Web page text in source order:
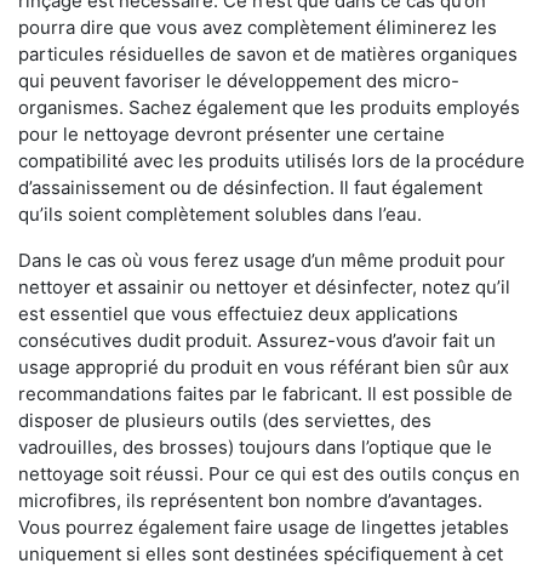
pourra dire que vous avez complètement éliminerez les
particules résiduelles de savon et de matières organiques
qui peuvent favoriser le développement des micro-
organismes. Sachez également que les produits employés
pour le nettoyage devront présenter une certaine
compatibilité avec les produits utilisés lors de la procédure
d’assainissement ou de désinfection. Il faut également
qu’ils soient complètement solubles dans l’eau.
Dans le cas où vous ferez usage d’un même produit pour
nettoyer et assainir ou nettoyer et désinfecter, notez qu’il
est essentiel que vous effectuiez deux applications
consécutives dudit produit. Assurez-vous d’avoir fait un
usage approprié du produit en vous référant bien sûr aux
recommandations faites par le fabricant. Il est possible de
disposer de plusieurs outils (des serviettes, des
vadrouilles, des brosses) toujours dans l’optique que le
nettoyage soit réussi. Pour ce qui est des outils conçus en
microfibres, ils représentent bon nombre d’avantages.
Vous pourrez également faire usage de lingettes jetables
uniquement si elles sont destinées spécifiquement à cet